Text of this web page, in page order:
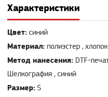
Характеристики
Цвет: синий
Материал: полиэстер , хлопок
Метод нанесения:
Шелкография , синий
Размер: S